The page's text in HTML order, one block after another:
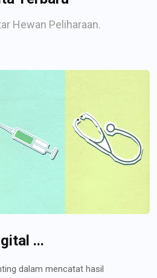
Hewan Peliharaan.
...
dalam mencatat hasil